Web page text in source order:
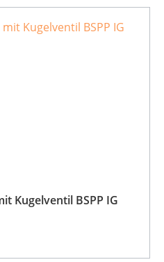
Kugelventil BSPP IG